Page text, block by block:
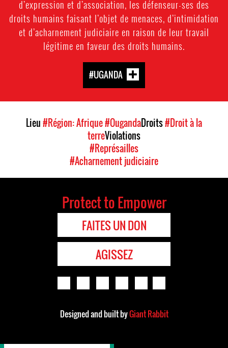
d’expression et d’association, les défenseur-ses des
droits humains faisant l’objet de menaces, d’intimidation
et d’acharnement judiciaire en raison de leur travail
légitime en faveur des droits humains.
#UGANDA
Lieu#Région: Afrique#OugandaDroits#Droit à la
terreViolations
#Représailles
#Acharnement judiciaire
Protect to Empower
FAITES UN DON
AGISSEZ
Designed and built byGiant Rabbit